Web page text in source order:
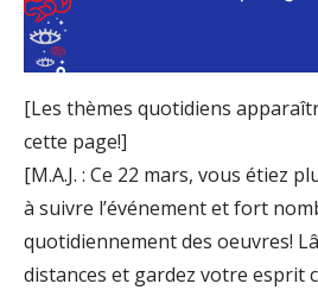
[Les thèmes quotidiens
cette page!]
[M.A.J. : Ce 22 mars, vous étiez
à suivre l’événement et fort
quotidiennement des oeuvres!
distances et gardez votre esprit